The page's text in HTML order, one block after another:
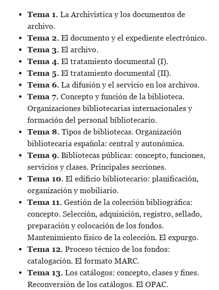
Tema 1. La Archivística y los documentos de
archivo.
Tema 2. El documento y el expediente electrónico.
Tema 3. El archivo.
Tema 4. El tratamiento documental (I).
Tema 5. El tratamiento documental (II).
Tema 6. La difusión y el servicio en los archivos.
Tema 7. Concepto y función de la biblioteca.
Organizaciones bibliotecarias internacionales y
formación del personal bibliotecario.
Tema 8. Tipos de bibliotecas. Organización
bibliotecaria española: central y autonómica.
Tema 9. Bibliotecas públicas: concepto, funciones,
servicios y clases. Principales secciones.
Tema 10. El edificio bibliotecario: planificación,
organización y mobiliario.
Tema 11. Gestión de la colección bibliográfica:
concepto. Selección, adquisición, registro, sellado,
preparación y colocación de los fondos.
Mantenimiento físico de la colección. El expurgo.
Tema 12. Proceso técnico de los fondos:
catalogación. El formato MARC.
Tema 13. Los catálogos: concepto, clases y fines.
Reconversión de los catálogos. El OPAC.